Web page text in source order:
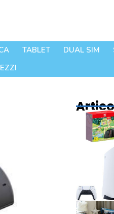
TABLET DUAL SIM